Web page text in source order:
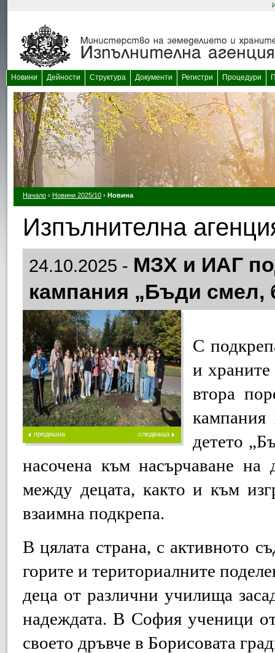
Новини Дейности Структура Документи Регистри Процедури
Начало › Новини 2025/10 › Новина
Изпълнителна
24.10.2025 - МЗХ и ИАГ
кампания „Бъди
предишна следваща
С
и храните
втора
кампания
детето
насочена към насърчаване на
между децата, както и към
взаимна подкрепа.
В цялата страна, с активното
горите и териториалните
деца от различни училища
надеждата. В София ученици
своето дръвче в Борисовата